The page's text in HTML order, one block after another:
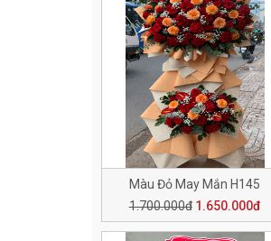
Màu Đỏ May Mắn H145
1.700.000đ 1.650.000đ